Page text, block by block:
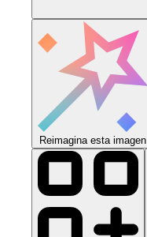
Reimagina esta imagen